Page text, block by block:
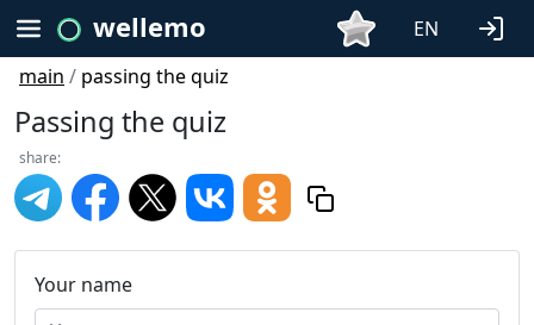
wellemo
EN
main / passing the quiz
Passing the quiz
share:
Your name